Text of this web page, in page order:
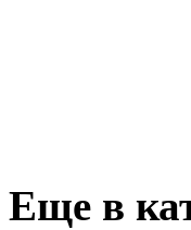
Еще в